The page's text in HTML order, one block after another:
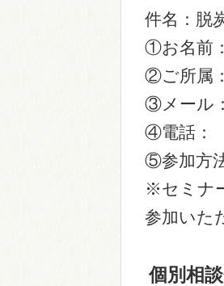
件名：脱
①お名前
②ご所属
③メール
④電話：
⑤参加方
※セミナ
参加いた
個別相